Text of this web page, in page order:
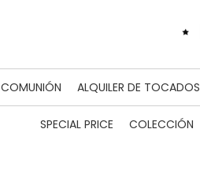
COMUNIÓN ALQUILER DE TOCADOS
SPECIAL PRICE COLECCIÓN